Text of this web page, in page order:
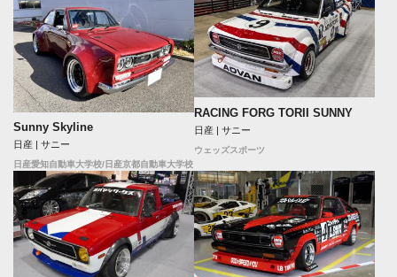
Sunny Skyline
日産 | サニー
日産愛知自動車大学校/日産京都自動車大学校
RACING FORG TORII SUNNY
日産 | サニー
ウェッズスポーツ